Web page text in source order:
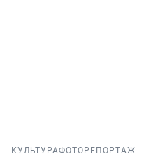
КУЛЬТУРАФОТОРЕПОРТАЖ